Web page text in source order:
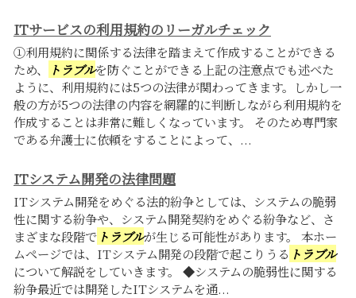
ITサービスの利用規約のリーガルチェック
①利用規約に関係する法律を踏まえて作成することができる
ため、
トラブルを防ぐことができる上記の注意点でも述べた
ように、利用規約には5つの法律が関わってきます。しかし一
般の方が5つの法律の内容を網羅的に判断しながら利用規約を
作成することは非常に難しくなっています。 そのため専門家
である弁護士に依頼をすることによって、...
ITシステム開発の法律問題
ITシステム開発をめぐる法的紛争としては、システムの脆弱
性に関する紛争や、システム開発契約をめぐる紛争など、さ
まざまな段階で トラブルが生じる可能性があります。 本ホー
ムページでは、ITシステム開発の段階で起こりうる トラブル
について解説をしていきます。 ◆システムの脆弱性に関する
紛争最近では開発したITシステムを通...